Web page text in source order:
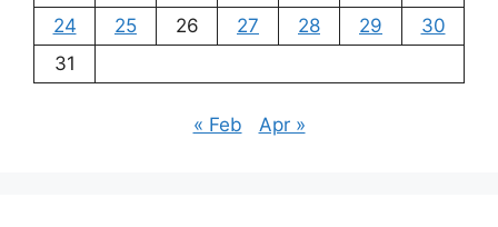
24
25 26 27 28 29
30
31
« Feb Apr »